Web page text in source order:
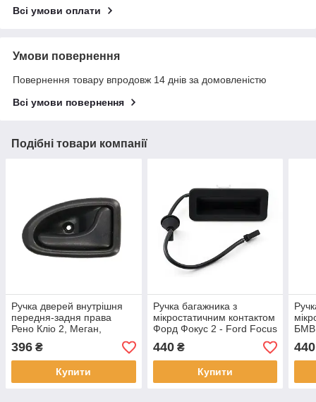
Всі умови оплати
Умови повернення
Повернення товару впродовж 14 днів за домовленістю
Всі умови повернення
Подібні товари компанії
Ручка дверей внутрішня
передня-задня права
Рено Кліо 2, Меган,
Трафік 2 - 1996-2014
396 ₴
Купити
Ручка багажника з
мікростатичним контактом
Форд Фокус 2 - Ford Focus
2 - 2004-2008
440₴
Купити
БМВ
440